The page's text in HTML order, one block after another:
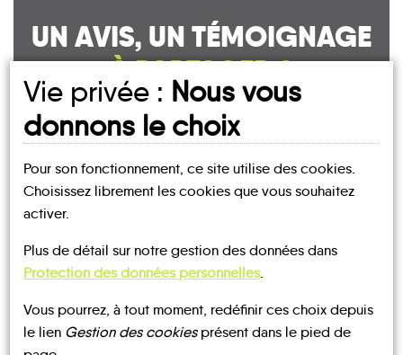
UN AVIS, UN TÉMOIGNAGE
À PARTAGER ?
Les infosMOBILITE
LOCATIONS
DE VÉLO COVOITURAGETRAIN
Vie privée : Nous vous
donnons le choix
Pour son fonctionnement, ce site utilise des cookies.
Choisissez librement les cookies que vous souhaitez
activer.
Plus de détail sur notre gestion des données dans
Protection des données personnelles.
Vous pourrez, à tout moment, redéfinir ces choix depuis
le lien Gestion des cookiesprésent dans le pied de